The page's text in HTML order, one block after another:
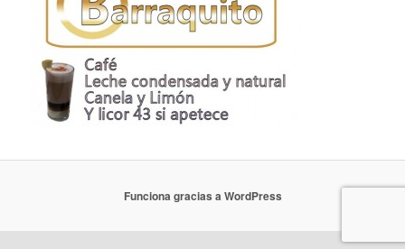
Funciona gracias a WordPress